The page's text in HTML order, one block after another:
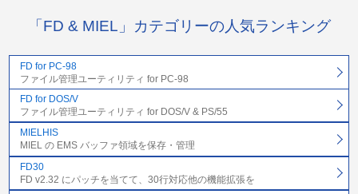
「FD & MIEL」カテゴリーの人気ランキング
FD for PC-98
ファイル管理ユーティリティ for PC-98
FD for DOS/V
ファイル管理ユーティリティ for DOS/V & PS/55
MIELHIS
MIEL の EMS バッファ領域を保存・管理
FD30
FD v2.32 にパッチを当てて、30行対応他の機能拡張を